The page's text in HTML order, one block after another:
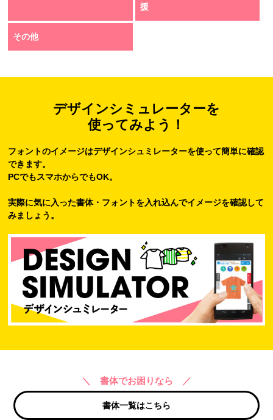
援
その他
デザインシミュレーターを
使ってみよう！
フォントのイメージはデザインシュミレーターを使って簡単に確認
できます。
PCでもスマホからでもOK。
実際に気に入った書体・フォントを入れ込んでイメージを確認して
みましょう。
＼ 書体でお困りなら ／
書体一覧はこちら